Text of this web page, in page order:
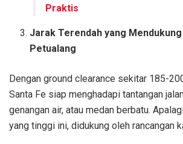
Praktis
Jarak Terendah yang Mendukung
Petualang
Dengan ground clearance sekitar 185-
Santa Fe siap menghadapi tantangan
genangan air, atau medan berbatu.
yang tinggi ini, didukung oleh rancangan